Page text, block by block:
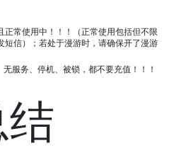
正常使用中！！！（正常使用包括但不限
短信）；若处于漫游时，请确保开了漫游
服务、停机、被锁，都不要充值！！！